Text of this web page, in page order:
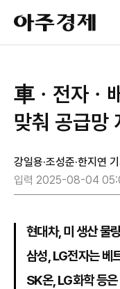
아
주
경
車ㆍ전자ㆍ
맞춰 공급망
강일용·조성준·한지연
입력 2025-08-04
현대차, 미 생산 물
삼성, LG전자는 베
SK온, LG화학 등